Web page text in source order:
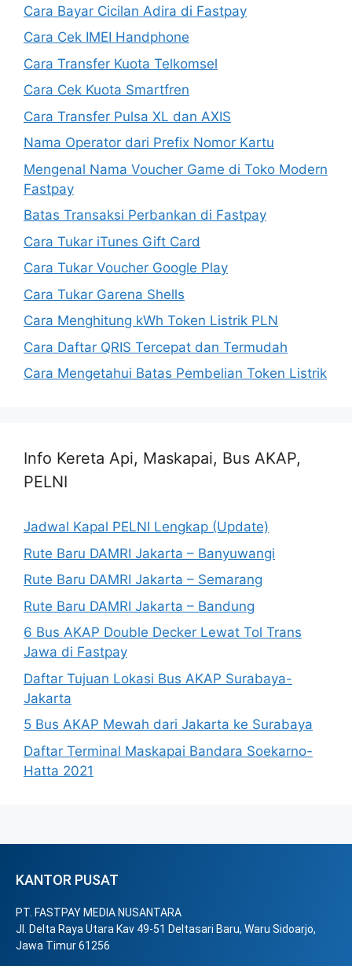
Cara Bayar Cicilan Adira di Fastpay
Cara Cek IMEI Handphone
Cara Transfer Kuota Telkomsel
Cara Cek Kuota Smartfren
Cara Transfer Pulsa XL dan AXIS
Nama Operator dari Prefix Nomor Kartu
Mengenal Nama Voucher Game di Toko Modern
Fastpay
Batas Transaksi Perbankan di Fastpay
Cara Tukar iTunes Gift Card
Cara Tukar Voucher Google Play
Cara Tukar Garena Shells
Cara Menghitung kWh Token Listrik PLN
Cara Daftar QRIS Tercepat dan Termudah
Cara Mengetahui Batas Pembelian Token Listrik
Info Kereta Api, Maskapai, Bus AKAP,
PELNI
Jadwal Kapal PELNI Lengkap (Update)
Rute Baru DAMRI Jakarta – Banyuwangi
Rute Baru DAMRI Jakarta – Semarang
Rute Baru DAMRI Jakarta – Bandung
6 Bus AKAP Double Decker Lewat Tol Trans
Jawa di Fastpay
Daftar Tujuan Lokasi Bus AKAP Surabaya-
Jakarta
5 Bus AKAP Mewah dari Jakarta ke Surabaya
Daftar Terminal Maskapai Bandara Soekarno-
Hatta 2021
KANTOR PUSAT
PT. FASTPAY MEDIA NUSANTARA
Jl. Delta Raya Utara Kav 49-51 Deltasari Baru, Waru Sidoarjo,
Jawa Timur 61256